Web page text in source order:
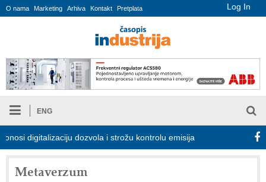
Log In
O nama Marketing Arhiva Kontakt Pretplata
ENG
dozvola i strožu kontrolu emisija Proizvodnja iC7
Metaverzum